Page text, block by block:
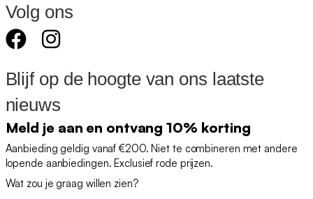
Volg ons
Blijf op de hoogte van ons laatste
nieuws
Meld je aan en ontvang 10% korting
Aanbieding geldig vanaf €200. Niet te combineren met andere
lopende aanbiedingen. Exclusief rode prijzen.
Wat zou je graag willen zien?